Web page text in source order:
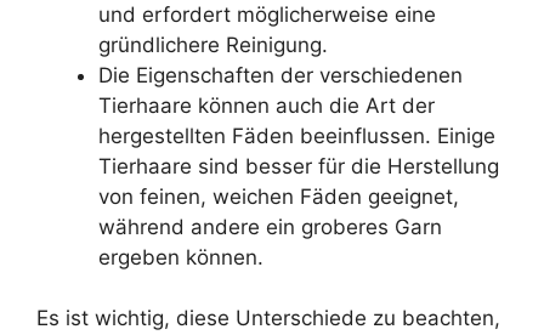
und erfordert möglicherweise eine
gründlichere Reinigung.
Die Eigenschaften der verschiedenen
Tierhaare können auch die Art der
hergestellten Fäden beeinflussen. Einige
Tierhaare sind besser für die Herstellung
von feinen, weichen Fäden geeignet,
während andere ein groberes Garn
ergeben können.
Es ist wichtig, diese Unterschiede zu beachten,